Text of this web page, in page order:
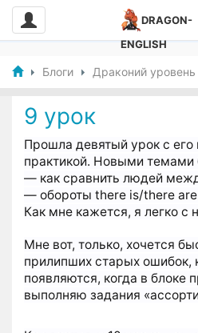
DRAGON-
ENGLISH
Блоги Драконий
9 урок
Прошла девятый урок с его
практикой. Новыми темами
— как сравнить людей
— обороты there is/there
Как мне кажется, я легко с
Мне вот, только, хочется
прилипших старых ошибок,
появляются, когда в блоке
выполняю задания